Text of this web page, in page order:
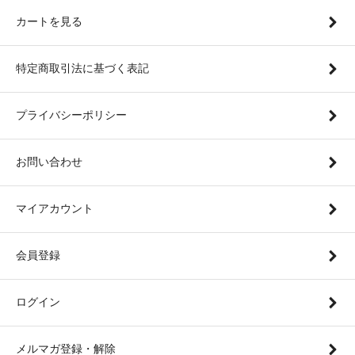
カートを見る
特定商取引法に基づく表記
プライバシーポリシー
お問い合わせ
マイアカウント
会員登録
ログイン
メルマガ登録・解除